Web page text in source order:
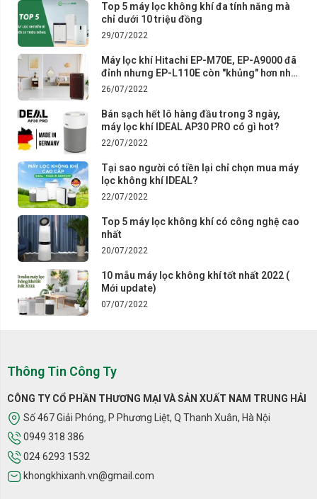
Top 5 máy lọc không khí đa tính năng mà
chỉ dưới 10 triệu đồng
29/07/2022
Máy lọc khí Hitachi EP-M70E, EP-A9000 đã
đỉnh nhưng EP-L110E còn "khủng" hơn nhờ
thứ này
26/07/2022
Bán sạch hết lô hàng đầu trong 3 ngày,
máy lọc khí IDEAL AP30 PRO có gì hot?
22/07/2022
Tại sao người có tiền lại chỉ chọn mua máy
lọc không khí IDEAL?
22/07/2022
Top 5 máy lọc không khí có công nghệ cao
nhất
20/07/2022
10 mẫu máy lọc không khí tốt nhất 2022 (
Mới update)
07/07/2022
Thông Tin Công Ty
CÔNG TY CỔ PHẦN THƯƠNG MẠI VÀ SẢN XUẤT NAM TRUNG HẢI
Số 467 Giải Phóng, P Phương Liệt, Q Thanh Xuân, Hà Nội
0949 318 386
024 6293 1532
khongkhixanh.vn@gmail.com